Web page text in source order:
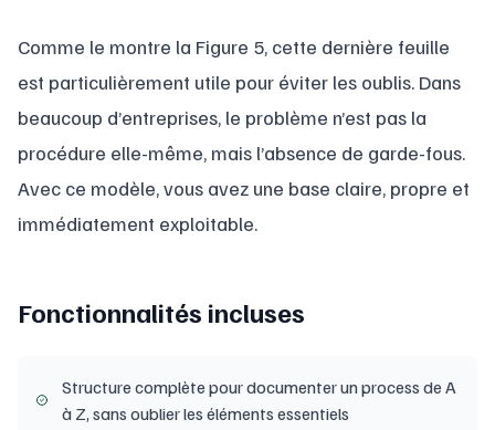
Comme le montre la Figure 5, cette dernière feuille
est particulièrement utile pour éviter les oublis. Dans
beaucoup d’entreprises, le problème n’est pas la
procédure elle-même, mais l’absence de garde-fous.
Avec ce modèle, vous avez une base claire, propre et
immédiatement exploitable.
Fonctionnalités incluses
Structure complète pour documenter un process de A
à Z, sans oublier les éléments essentiels